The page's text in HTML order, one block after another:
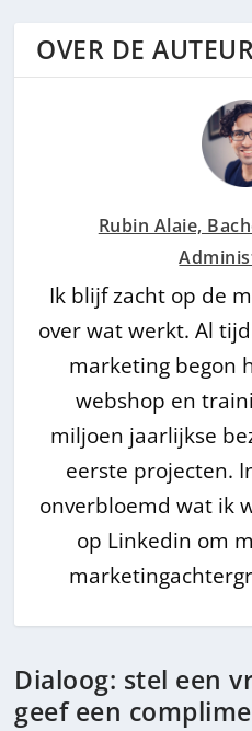
OVER DE
Rubin Alaie,
Ik blijf zacht op de
over wat werkt. Al
marketing begon
webshop en
miljoen jaarlijkse
eerste projecten.
onverbloemd wat ik
op Linkedin om
Dialoog: stel een
geef een